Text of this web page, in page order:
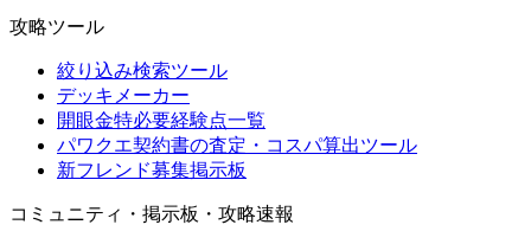
攻略ツール
絞り込み検索ツール
デッキメーカー
開眼金特必要経験点一覧
パワクエ契約書の査定・コスパ算出ツール
新フレンド募集掲示板
コミュニティ・掲示板・攻略速報